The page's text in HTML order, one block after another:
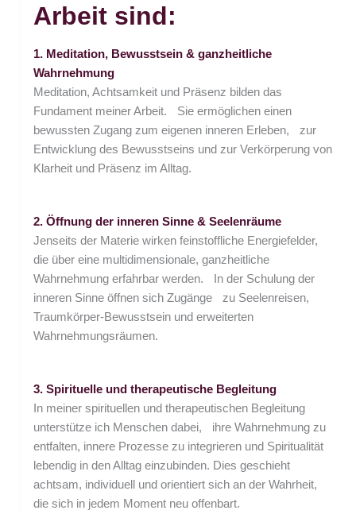
Arbeit sind:
1. Meditation, Bewusstsein & ganzheitliche
Wahrnehmung
Meditation, Achtsamkeit und Präsenz bilden das
Fundament meiner Arbeit. Sie ermöglichen einen
bewussten Zugang zum eigenen inneren Erleben, zur
Entwicklung des Bewusstseins und zur Verkörperung von
Klarheit und Präsenz im Alltag.
2. Öffnung der inneren Sinne & Seelenräume
Jenseits der Materie wirken feinstoffliche Energiefelder,
die über eine multidimensionale, ganzheitliche
Wahrnehmung erfahrbar werden. In der Schulung der
inneren Sinne öffnen sich Zugänge zu Seelenreisen,
Traumkörper-Bewusstsein und erweiterten
Wahrnehmungsräumen.
3. Spirituelle und therapeutische Begleitung
In meiner spirituellen und therapeutischen Begleitung
unterstütze ich Menschen dabei, ihre Wahrnehmung zu
entfalten, innere Prozesse zu integrieren und Spiritualität
lebendig in den Alltag einzubinden. Dies geschieht
achtsam, individuell und orientiert sich an der Wahrheit,
die sich in jedem Moment neu offenbart.